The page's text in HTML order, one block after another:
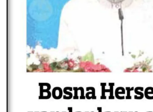
Konya Müftülüğü
Kütahya Müftülüğü
Malatya Müftülüğü
Manisa Müftülüğü